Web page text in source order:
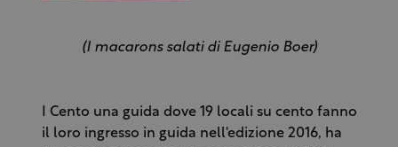
(I macarons salati di Eugenio Boer)
I Cento una guida dove 19 locali su cento fanno
il loro ingresso in guida nell'edizione 2016, ha